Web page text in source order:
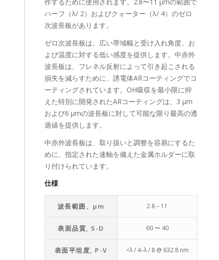
ハーフ（λ/ 2）およびクォーター（λ/ 4）のゼロ
次波長板があります。
ゼロ次波長板は、広い帯域幅と受け入れ角度、お
よび温度に対する低い感度を提供します。中赤外
波長板は、フレネル反射によって引き起こされる
損失を減らすために、誘電体ARコーティングでコ
ーティングされています。OH吸収を最小限に抑
えた特別に開発されたARコーティングは、3 μm
および6 μmの波長板に対して可能な限り最高の透
過値を提供します。
中赤外波長板は、取り扱いと調整を容易にするた
めに、指定された速軸を備えた金属ホルダーに取
り付けられています。
仕様
波長範囲、μm 2.8 – 11
表面品質, S-D 60 〜 40
表面平坦度, P-V <λ / 4–λ / 8 @ 632.8 nm